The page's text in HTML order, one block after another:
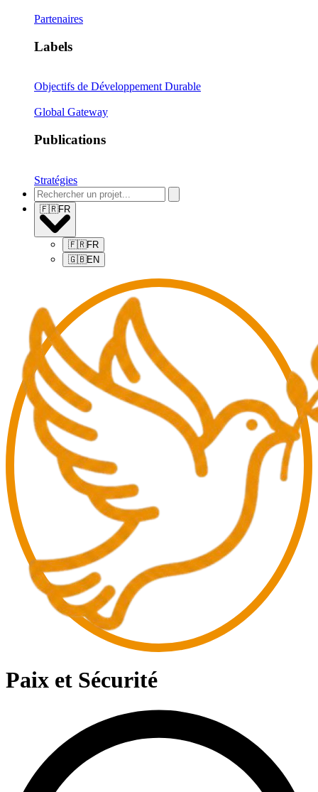
Partenaires
Labels
Objectifs de Développement Durable
Global Gateway
Publications
Stratégies
🇫🇷FR
🇫🇷FR
🇬🇧EN
Paix et Sécurité